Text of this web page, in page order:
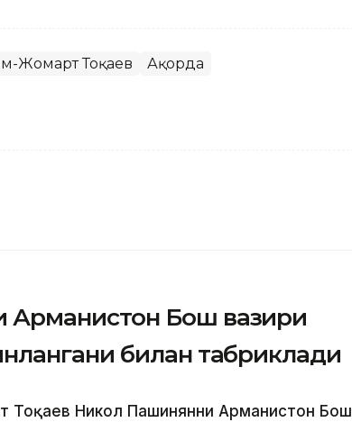
Жомарт Тоқаев Ақорда
Бош вазири
билан табриклади
Тоқаев Никол Пашинянни Арманистон Бош